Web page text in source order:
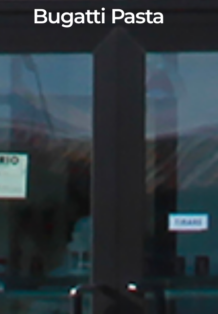
Bugatti Pasta